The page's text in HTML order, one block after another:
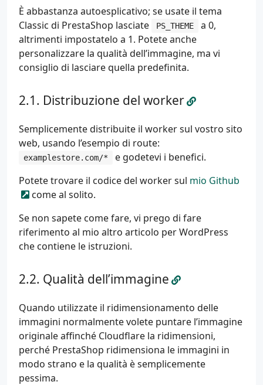
const
IMAGE_QUALITY = 90;
IMAGE_LAZY_LOAD
È abbastanza autoesplicativo; se usate il tema
Classic di PrestaShop lasciate
PS_THEME
a 0,
altrimenti impostatelo a 1. Potete anche
personalizzare la qualità dell’immagine, ma vi
consiglio di lasciare quella predefinita.
Distribuzione del worker
Semplicemente distribuite il worker sul vostro sito
web, usando l’esempio di route:
examplestore.com/*
e godetevi i benefici.
Potete trovare il codice del worker sul mio Github
come al solito.
Se non sapete come fare, vi prego di fare
riferimento al mio altro articolo per WordPress
che contiene le istruzioni.
Qualità dell’immagine
Quando utilizzate il ridimensionamento delle
immagini normalmente volete puntare l’immagine
originale affinché Cloudflare la ridimensioni,
perché PrestaShop ridimensiona le immagini in
modo strano e la qualità è semplicemente
pessima.